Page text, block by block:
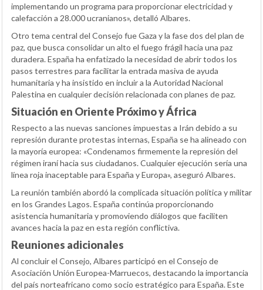
implementando un programa para proporcionar electricidad y
calefacción a 28.000 ucranianos», detalló Albares.
Otro tema central del Consejo fue Gaza y la fase dos del plan de
paz, que busca consolidar un alto el fuego frágil hacia una paz
duradera. España ha enfatizado la necesidad de abrir todos los
pasos terrestres para facilitar la entrada masiva de ayuda
humanitaria y ha insistido en incluir a la Autoridad Nacional
Palestina en cualquier decisión relacionada con planes de paz.
Situación en Oriente Próximo y África
Respecto a las nuevas sanciones impuestas a Irán debido a su
represión durante protestas internas, España se ha alineado con
la mayoría europea: «Condenamos firmemente la represión del
régimen iraní hacia sus ciudadanos. Cualquier ejecución sería una
línea roja inaceptable para España y Europa», aseguró Albares.
La reunión también abordó la complicada situación política y militar
en los Grandes Lagos. España continúa proporcionando
asistencia humanitaria y promoviendo diálogos que faciliten
avances hacia la paz en esta región conflictiva.
Reuniones adicionales
Al concluir el Consejo, Albares participó en el Consejo de
Asociación Unión Europea-Marruecos, destacando la importancia
del país norteafricano como socio estratégico para España. Este